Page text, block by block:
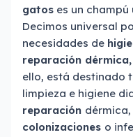
gatos es un
Decimos universal
necesidades de
reparación
ello, está destinado
limpieza e higiene
reparación
colonizaciones o